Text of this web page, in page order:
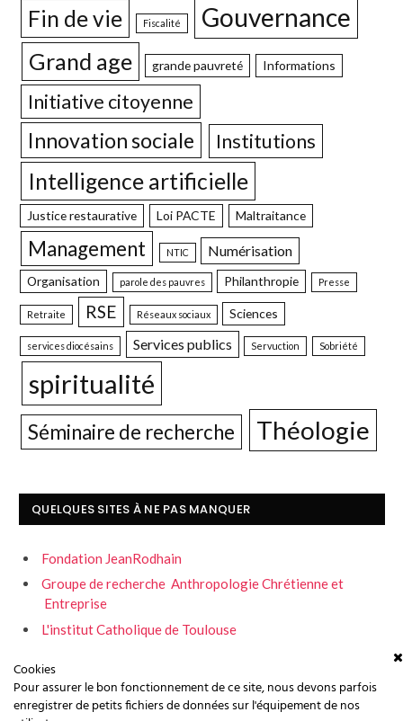
Fin de vie Fiscalité Gouvernance
Grand age grande pauvreté Informations
Initiative citoyenne
Innovation sociale Institutions
Intelligence artificielle
Justice restaurative Loi PACTE Maltraitance
Management NTIC Numérisation
Organisation parole des pauvres Philanthropie Presse
Retraite RSE Réseaux sociaux Sciences
services diocésains Services publics Servuction Sobriété
spiritualité
Séminaire de recherche Théologie
QUELQUES SITES À NE PAS MANQUER
Fondation JeanRodhain
Groupe de recherche Anthropologie Chrétienne et
Entreprise
L'institut Catholique de Toulouse
Cookies
Pour assurer le bon fonctionnement de ce site, nous devons parfois
enregistrer de petits fichiers de données sur l'équipement de nos